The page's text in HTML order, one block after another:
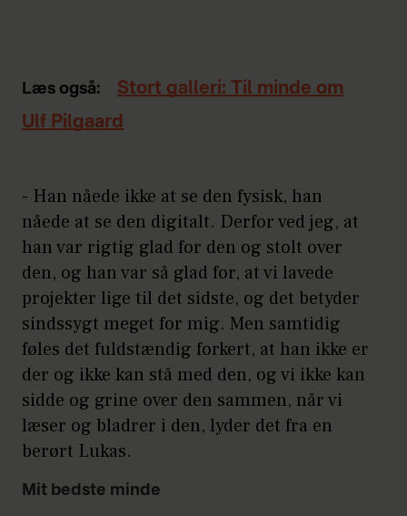
Læs også:
Stort galleri: Til minde om
Ulf Pilgaard
- Han nåede ikke at se den fysisk, han
nåede at se den digitalt. Derfor ved jeg, at
han var rigtig glad for den og stolt over
den, og han var så glad for, at vi lavede
projekter lige til det sidste, og det betyder
sindssygt meget for mig. Men samtidig
føles det fuldstændig forkert, at han ikke er
der og ikke kan stå med den, og vi ikke kan
sidde og grine over den sammen, når vi
læser og bladrer i den, lyder det fra en
berørt Lukas.
Mit bedste minde